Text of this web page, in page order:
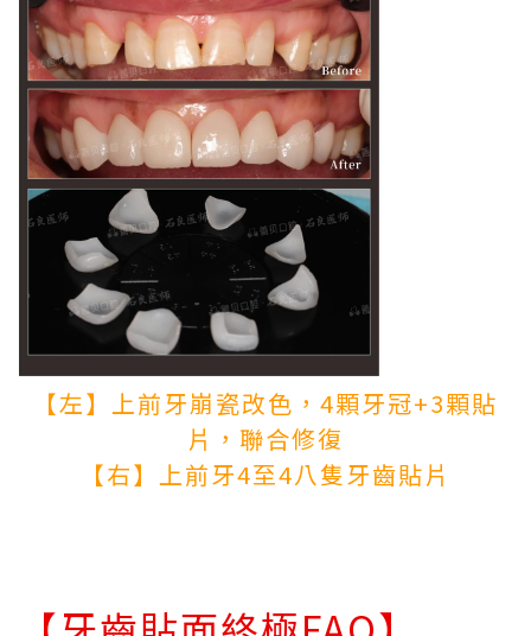
【左】上前牙崩瓷改色，4顆牙冠+3顆貼
片，聯合修復
【右】上前牙4至4八隻牙齒貼片